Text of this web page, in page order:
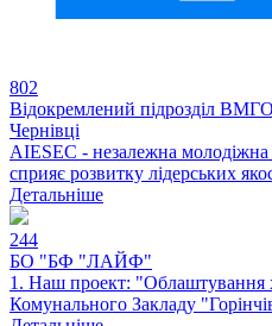
802
Відокремлений підрозділ
Чернівці
AIESEC - незалежна
сприяє розвитку лідерських
Детальніше
244
БО "БФ "ЛАЙФ"
1. Наш проект: "Облаштування
Комунального Закладу